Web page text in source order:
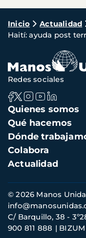
Ruta
de
navegación
Inicio Actualidad
Haití: ayuda post
Navegación
principal
Quienes somos
Qué hacemos
Dónde
Colabora
Actualidad
Redes sociales
Información
de
contacto
© 2026 Manos
C/ Barquillo, 38 -
900 811 888